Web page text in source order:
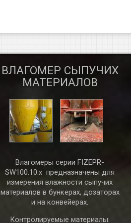
ВЛАГОМЕР СЫПУЧИХ
МАТЕРИАЛОВ
Влагомеры серии FIZEPR-
SW100.10.х предназначены для
измерения влажности сыпучих
материалов в бункерах, дозаторах
и на конвейерах.
Контролируемые материалы: